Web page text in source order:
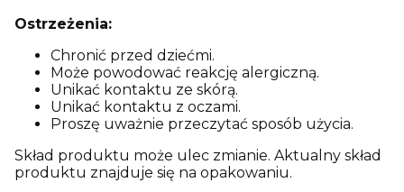
Ostrzeżenia:
Chronić przed dziećmi.
Może powodować reakcję alergiczną.
Unikać kontaktu ze skórą.
Unikać kontaktu z oczami.
Proszę uważnie przeczytać sposób użycia.
Skład produktu może ulec zmianie. Aktualny skład
produktu znajduje się na opakowaniu.